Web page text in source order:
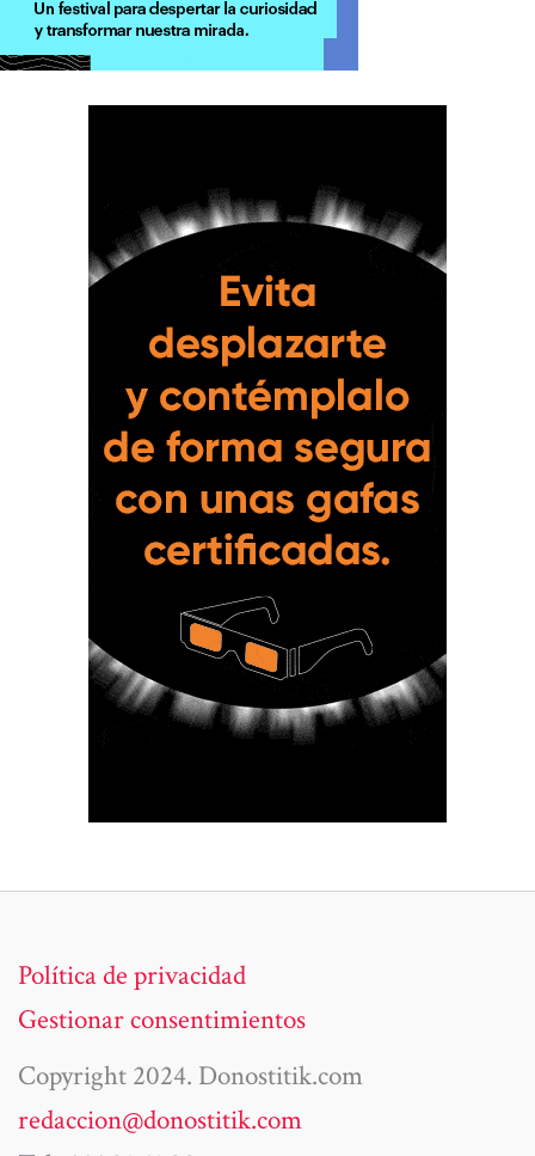
Política de privacidad
Gestionar consentimientos
Copyright 2024. Donostitik.com
redaccion@donostitik.com